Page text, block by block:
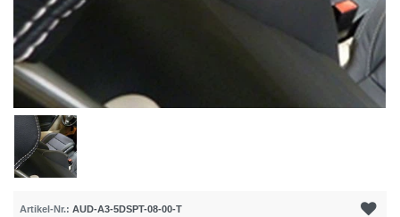
Artikel-Nr.: AUD-A3-5DSPT-08-00-T